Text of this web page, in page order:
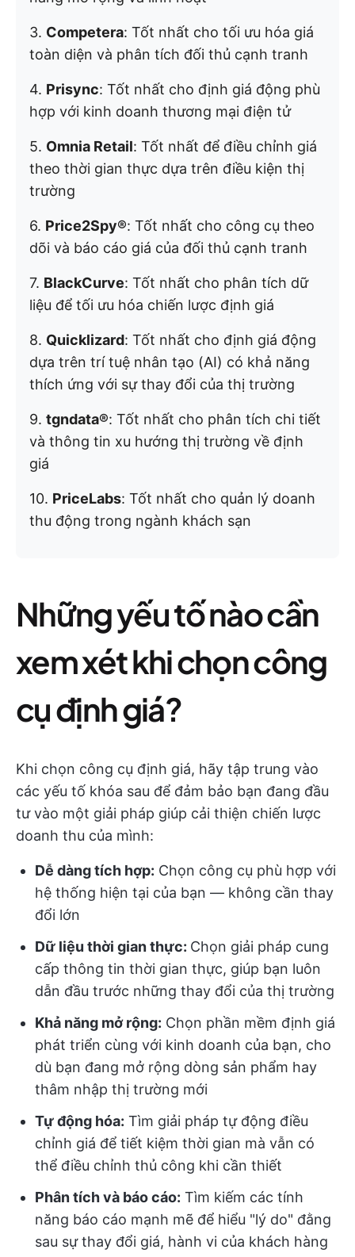
3. Competera: Tốt nhất cho tối ưu hóa giá
toàn diện và phân tích đối thủ cạnh tranh
4. Prisync: Tốt nhất cho định giá động phù
hợp với kinh doanh thương mại điện tử
5. Omnia Retail: Tốt nhất để điều chỉnh giá
theo thời gian thực dựa trên điều kiện thị
trường
6. Price2Spy®: Tốt nhất cho công cụ theo
dõi và báo cáo giá của đối thủ cạnh tranh
7. BlackCurve: Tốt nhất cho phân tích dữ
liệu để tối ưu hóa chiến lược định giá
8. Quicklizard: Tốt nhất cho định giá động
dựa trên trí tuệ nhân tạo (AI) có khả năng
thích ứng với sự thay đổi của thị trường
9. tgndata®: Tốt nhất cho phân tích chi tiết
và thông tin xu hướng thị trường về định
giá
10. PriceLabs: Tốt nhất cho quản lý doanh
thu động trong ngành khách sạn
Những yếu tố nào cần
xem xét khi chọn công
cụ định giá?
Khi chọn công cụ định giá, hãy tập trung vào
các yếu tố khóa sau để đảm bảo bạn đang đầu
tư vào một giải pháp giúp cải thiện chiến lược
doanh thu của mình:
Dễ dàng tích hợp: Chọn công cụ phù hợp với
hệ thống hiện tại của bạn — không cần thay
đổi lớn
Dữ liệu thời gian thực: Chọn giải pháp cung
cấp thông tin thời gian thực, giúp bạn luôn
dẫn đầu trước những thay đổi của thị trường
Khả năng mở rộng: Chọn phần mềm định giá
phát triển cùng với kinh doanh của bạn, cho
dù bạn đang mở rộng dòng sản phẩm hay
thâm nhập thị trường mới
Tự động hóa: Tìm giải pháp tự động điều
chỉnh giá để tiết kiệm thời gian mà vẫn có
thể điều chỉnh thủ công khi cần thiết
Phân tích và báo cáo: Tìm kiếm các tính
năng báo cáo mạnh mẽ để hiểu "lý do" đằng
sau sự thay đổi giá, hành vi của khách hàng